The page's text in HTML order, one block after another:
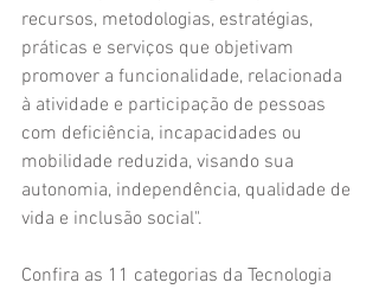
recursos, metodologias, estratégias,
práticas e serviços que objetivam
promover a funcionalidade, relacionada
à atividade e participação de pessoas
com deficiência, incapacidades ou
mobilidade reduzida, visando sua
autonomia, independência, qualidade de
vida e inclusão social".
Confira as 11 categorias da Tecnologia